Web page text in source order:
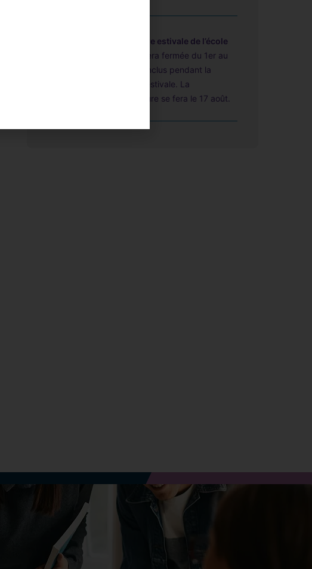
Fermeture estivale de l’école
L'école sera fermée du 1er au
16 août inclus pendant la
période estivale. La
réouverture se fera le 17 août.